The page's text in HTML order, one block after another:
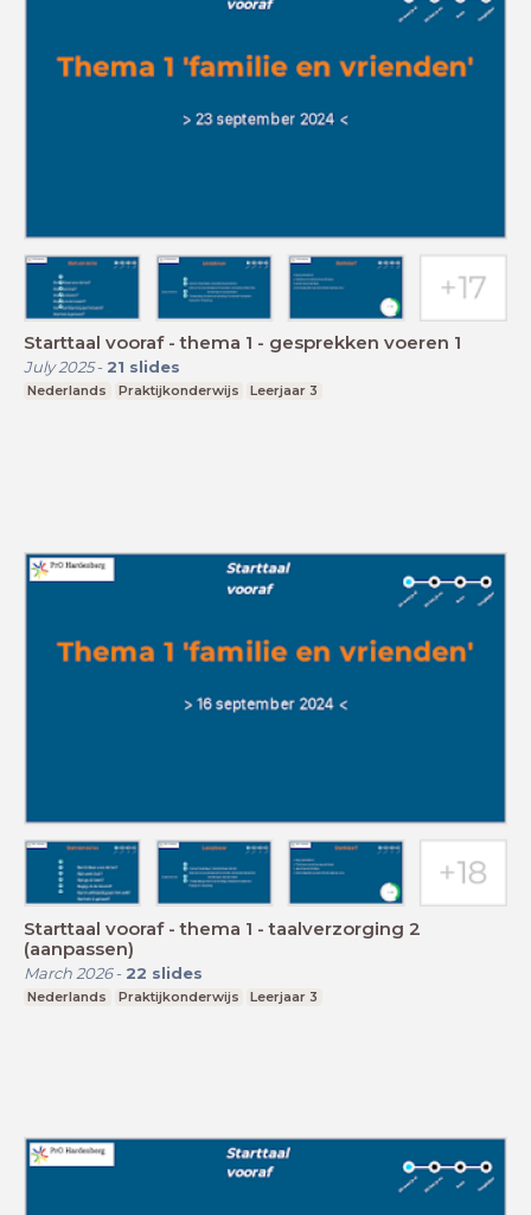
Starttaal vooraf - thema 1 - gesprekken voeren 1
July 2025- 21 slides
Nederlands Praktijkonderwijs Leerjaar 3
Starttaal vooraf - thema 1 - taalverzorging 2
(aanpassen)
March 2026- 22 slides
Nederlands Praktijkonderwijs Leerjaar 3